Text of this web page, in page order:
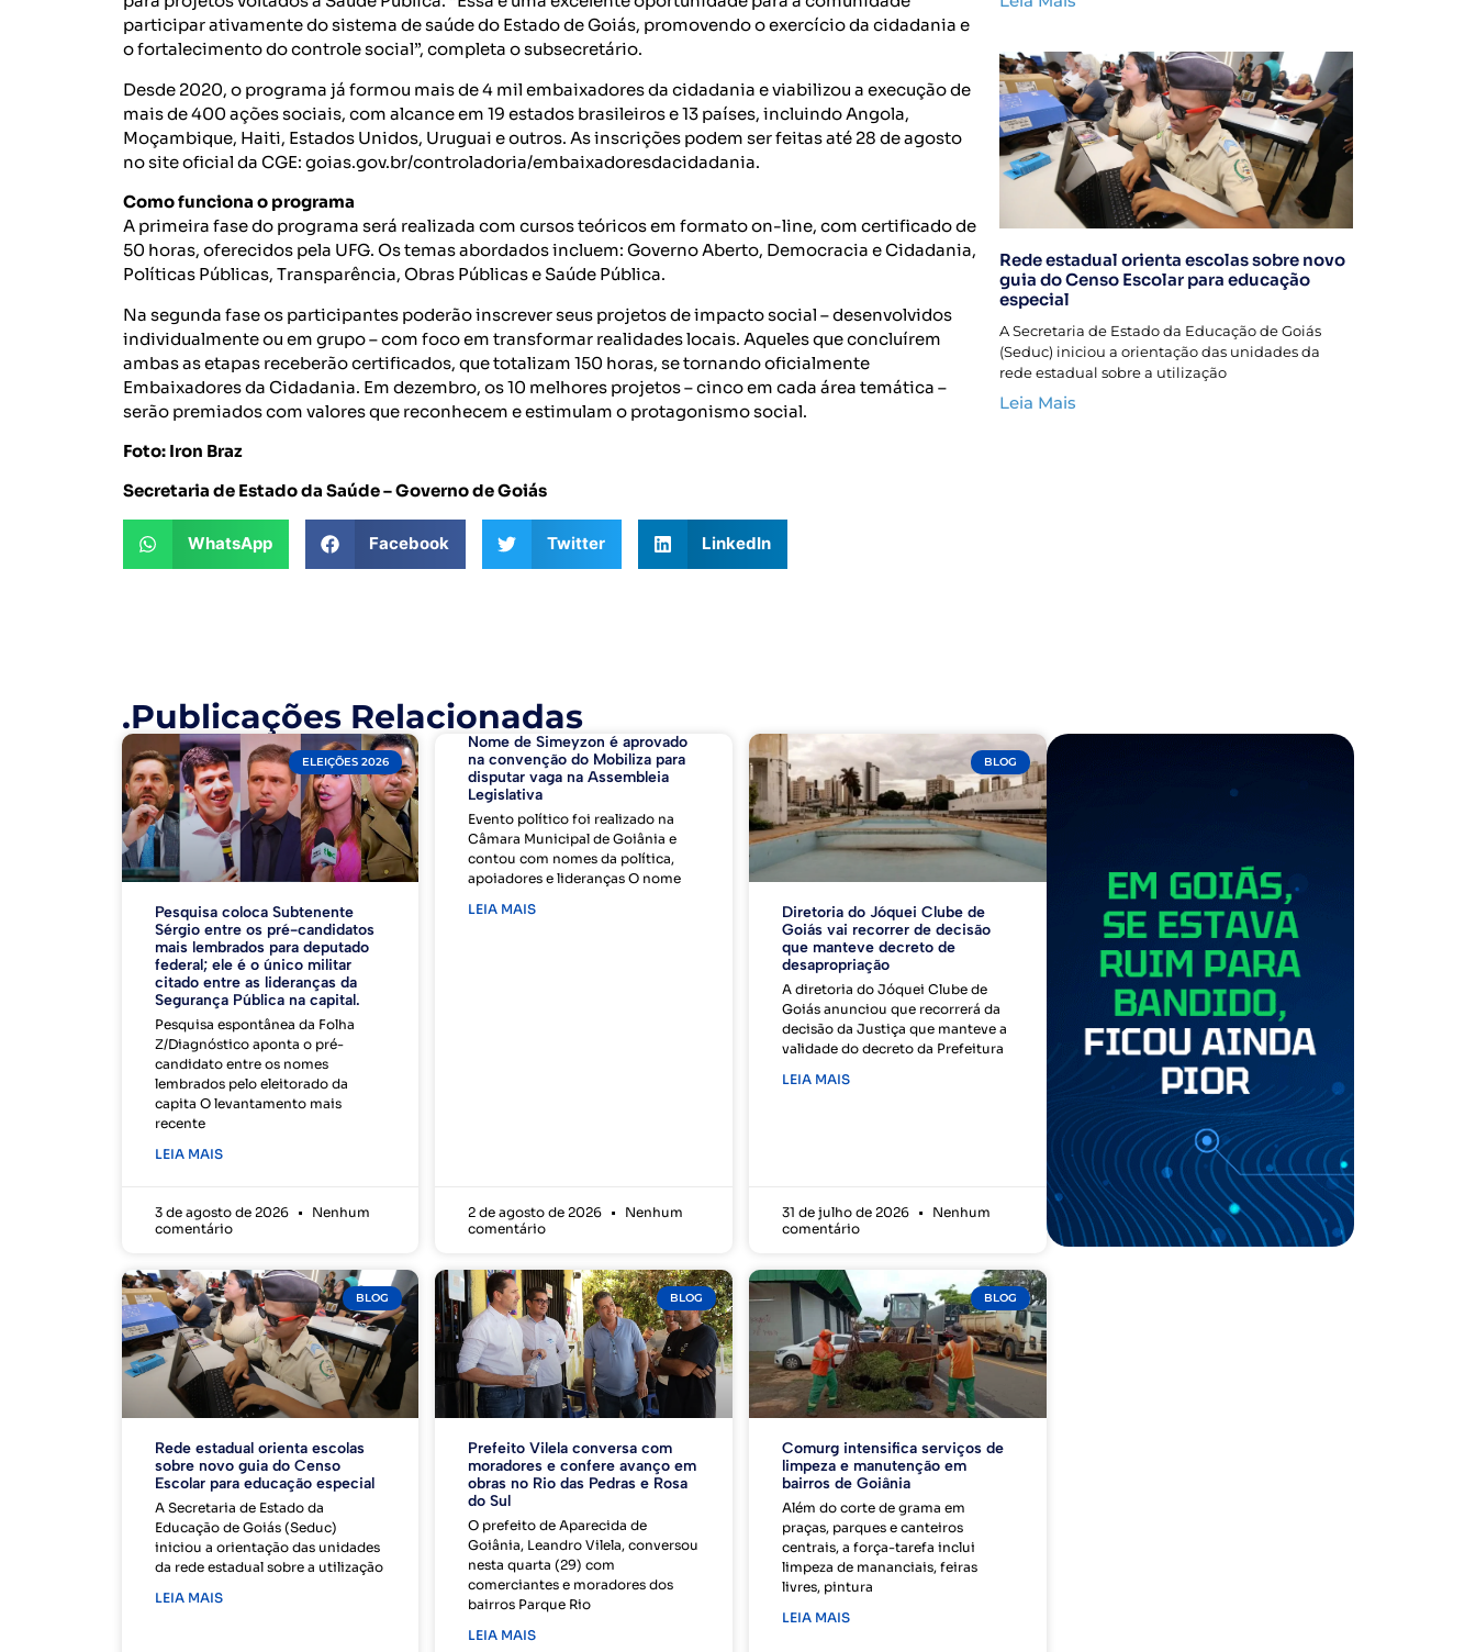
participar ativamente do sistema de saúde do Estado de Goiás, promovendo o exercício da cidadania e
o fortalecimento do controle social”, completa o subsecretário.
Desde 2020, o programa já formou mais de 4 mil embaixadores da cidadania e viabilizou a execução de
mais de 400 ações sociais, com alcance em 19 estados brasileiros e 13 países, incluindo Angola,
Moçambique, Haiti, Estados Unidos, Uruguai e outros. As inscrições podem ser feitas até 28 de agosto
no site oficial da CGE: goias.gov.br/controladoria/embaixadoresdacidadania.
Como funciona o programa
A primeira fase do programa será realizada com cursos teóricos em formato on-line, com certificado de
50 horas, oferecidos pela UFG. Os temas abordados incluem: Governo Aberto, Democracia e Cidadania,
Políticas Públicas, Transparência, Obras Públicas e Saúde Pública.
Na segunda fase os participantes poderão inscrever seus projetos de impacto social – desenvolvidos
individualmente ou em grupo – com foco em transformar realidades locais. Aqueles que concluírem
ambas as etapas receberão certificados, que totalizam 150 horas, se tornando oficialmente
Embaixadores da Cidadania. Em dezembro, os 10 melhores projetos – cinco em cada área temática –
serão premiados com valores que reconhecem e estimulam o protagonismo social.
Foto: Iron Braz
Secretaria de Estado da Saúde – Governo de Goiás
WhatsApp Facebook Twitter LinkedIn
Rede estadual orienta escolas sobre novo
guia do Censo Escolar para educação
especial
A Secretaria de Estado da Educação de Goiás
(Seduc) iniciou a orientação das unidades da
rede estadual sobre a utilização
Leia Mais
.Publicações Relacionadas
ELEIÇÕES 2026
Pesquisa coloca Subtenente
Sérgio entre os pré-candidatos
mais lembrados para deputado
federal; ele é o único militar
citado entre as lideranças da
Segurança Pública na capital.
Pesquisa espontânea da Folha
Z/Diagnóstico aponta o pré-
candidato entre os nomes
lembrados pelo eleitorado da
capita O levantamento mais
recente
LEIA MAIS
3 de agosto de 2026
Nenhum
comentário
Nome de Simeyzon é aprovado
na convenção do Mobiliza para
disputar vaga na Assembleia
Legislativa
Evento político foi realizado na
Câmara Municipal de Goiânia e
contou com nomes da política,
apoiadores e lideranças O nome
LEIA MAIS
2 de agosto de 2026
Nenhum
comentário
BLOG
Diretoria do Jóquei Clube de
Goiás vai recorrer de decisão
que manteve decreto de
desapropriação
A diretoria do Jóquei Clube de
Goiás anunciou que recorrerá da
decisão da Justiça que manteve a
validade do decreto da Prefeitura
LEIA MAIS
31 de julho de 2026
Nenhum
comentário
BLOG
Rede estadual orienta escolas
sobre novo guia do Censo
Escolar para educação especial
A Secretaria de Estado da
Educação de Goiás (Seduc)
iniciou a orientação das unidades
da rede estadual sobre a utilização
LEIA MAIS
BLOG
Prefeito Vilela conversa com
moradores e confere avanço em
obras no Rio das Pedras e Rosa
do Sul
O prefeito de Aparecida de
Goiânia, Leandro Vilela, conversou
nesta quarta (29) com
comerciantes e moradores dos
bairros Parque Rio
LEIA MAIS
BLOG
Comurg intensifica serviços de
limpeza e manutenção em
bairros de Goiânia
Além do corte de grama em
praças, parques e canteiros
centrais, a força-tarefa inclui
limpeza de mananciais, feiras
livres, pintura
LEIA MAIS